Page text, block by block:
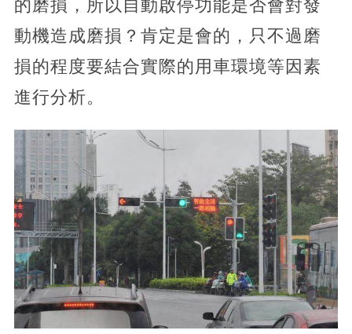
的磨損，所以自動啟停功能是否會對發
動機造成磨損？肯定是會的，只不過磨
損的程度要結合實際的用車環境等因素
進行分析。